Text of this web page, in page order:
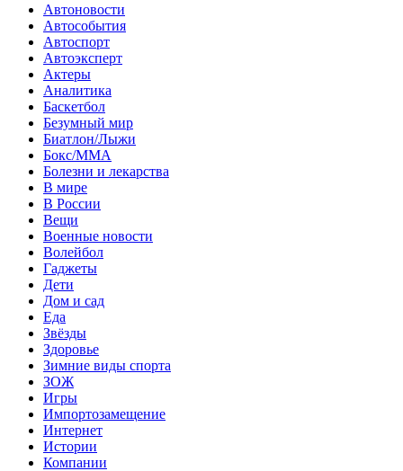
Автоновости
Автособытия
Автоспорт
Автоэксперт
Актеры
Аналитика
Баскетбол
Безумный мир
Биатлон/Лыжи
Бокс/MMA
Болезни и лекарства
В мире
В России
Вещи
Военные новости
Волейбол
Гаджеты
Дети
Дом и сад
Еда
Звёзды
Здоровье
Зимние виды спорта
ЗОЖ
Игры
Импортозамещение
Интернет
Истории
Компании